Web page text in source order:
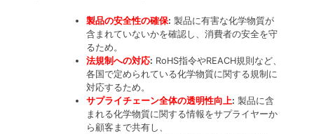
製品の安全性の確保: 製品に有害な化学物質が
含まれていないかを確認し、消費者の安全を守
るため。
法規制への対応: RoHS指令やREACH規則など、
各国で定められている化学物質に関する規制に
対応するため。
サプライチェーン全体の透明性向上: 製品に含
まれる化学物質に関する情報をサプライヤーか
ら顧客まで共有し、